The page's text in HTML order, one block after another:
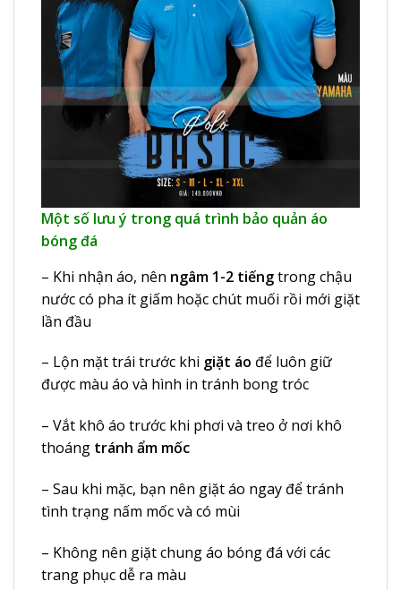
Một số lưu ý trong quá trình bảo quản áo
bóng đá
– Khi nhận áo, nên ngâm 1-2 tiếngtrong chậu
nước có pha ít giấm hoặc chút muối rồi mới giặt
lần đầu
– Lộn mặt trái trước khi giặt áo để luôn giữ
được màu áo và hình in tránh bong tróc
– Vắt khô áo trước khi phơi và treo ở nơi khô
thoáng tránh ẩm mốc
– Sau khi mặc, bạn nên giặt áo ngay để tránh
tình trạng nấm mốc và có mùi
– Không nên giặt chung áo bóng đá với các
trang phục dễ ra màu